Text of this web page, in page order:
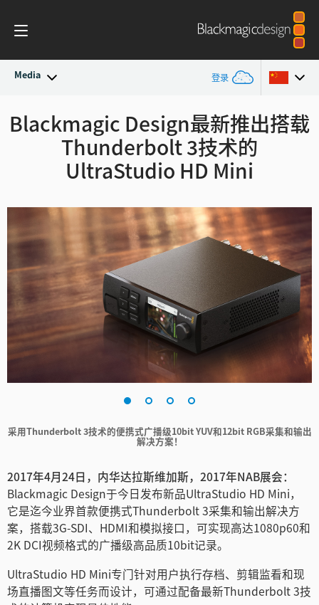
Media 登录
最新动态 Argentina
Australia
Austria
Brazil
Canada
中国
Denmark
Finland
中国香港
Italy
Japan
Korea
Mexico
Blackmagic Design最新推出搭载
Thunderbolt 3技术的
UltraStudio HD Mini
采用Thunderbolt 3技术的便携式广播级10bit YUV和12bit RGB采集和输出
解决方案！
2017年4月24日，内华达拉斯维加斯，2017年NAB展会：
Blackmagic Design于今日发布新品UltraStudio HD Mini，
它是迄今业界首款便携式Thunderbolt 3采集和输出解决方
案，搭载3G-SDI、HDMI和模拟接口，可实现高达1080p60和
2K DCI视频格式的广播级高品质10bit记录。
UltraStudio HD Mini专门针对用户执行存档、剪辑监看和现
场直播图文等任务而设计，可通过配备最新Thunderbolt 3技